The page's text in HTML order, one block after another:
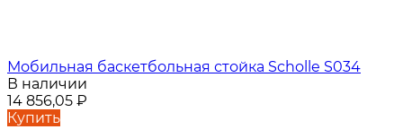
Мобильная баскетбольная стойка Scholle S034
В наличии
14 856,05 ₽
Купить